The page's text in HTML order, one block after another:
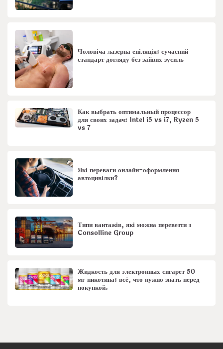
Чоловіча лазерна епіляція: сучасний
стандарт догляду без зайвих зусиль
Как выбрать оптимальный процессор
для своих задач: Intel i5 vs i7, Ryzen 5
vs 7
Які переваги онлайн-оформлення
автоцивілки?
Типи вантажів, які можна перевезти з
Consolline Group
Жидкость для электронных сигарет 50
мг никотина: всё, что нужно знать перед
покупкой.